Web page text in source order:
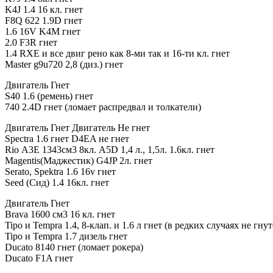
K4J 1.4 16 кл. гнет
F8Q 622 1.9D гнет
1.6 16V K4M гнет
2.0 F3R гнет
1.4 RXE и все двиг рено как 8-ми так и 16-ти кл. гнет
Master g9u720 2,8 (диз.) гнет
Двигатель Гнет
S40 1.6 (ремень) гнет
740 2.4D гнет (ломает распредвал и толкатели)
Двигатель Гнет Двигатель Не гнет
Spectra 1.6 гнет D4EA не гнет
Rio А3Е 1343см3 8кл. A5D 1,4 л., 1,5л. 1.6кл. гнет
Magentis(Маджестик) G4JP 2л. гнет
Serato, Spektra 1.6 16v гнет
Seed (Сид) 1.4 16кл. гнет
Двигатель Гнет
Brava 1600 см3 16 кл. гнет
Tipo и Tempra 1.4, 8-клап. и 1.6 л гнет (в редких случаях не
Tipo и Tempra 1.7 дизель гнет
Ducato 8140 гнет (ломает рокера)
Ducato F1A гнет